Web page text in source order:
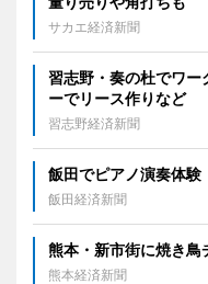
サカエ経済新聞
習志野・奏の杜でワ
ーでリース作りなど
習志野経済新聞
飯田でピアノ演奏体
飯田経済新聞
熊本・新市街に焼き
熊本経済新聞